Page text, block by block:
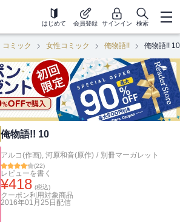
はじめて 会員登録 サインイン 検索
コミック 女性コミック 俺物語!! 俺物語!! 10
俺物語!! 10
アルコ(作画), 河原和音(原作) / 別冊マーガレット
(22)
レビューを書く
¥418 (税込)
クーポン利用対象商品
2016年01月25日 配信